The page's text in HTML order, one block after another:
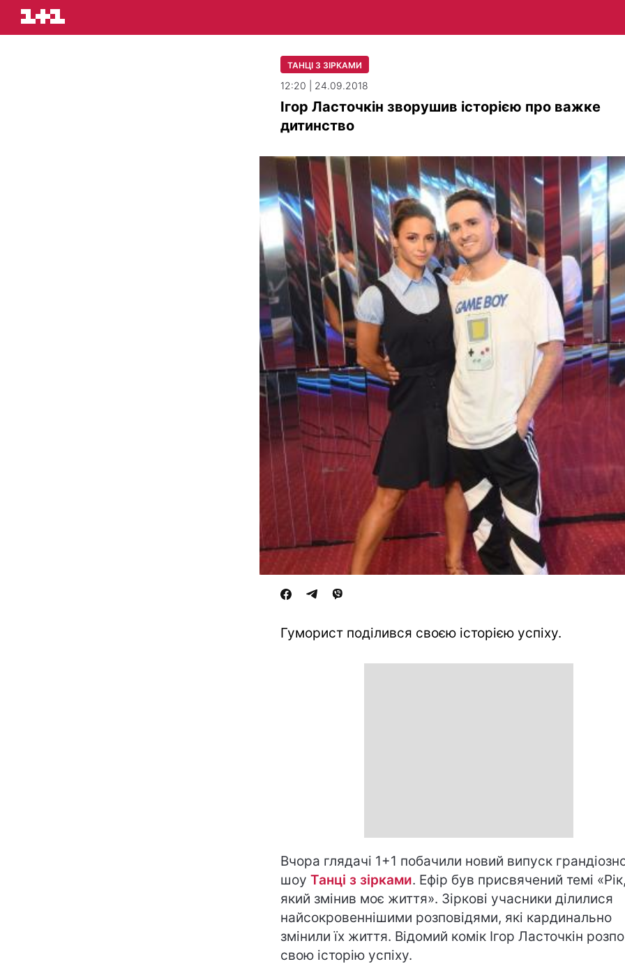
ТАНЦІ З ЗІРКАМИ
12:20 | 24.09.2018
Ігор Ласточкін зворушив історією про важке
дитинство
Гуморист поділився своєю історією успіху.
Вчора глядачі 1+1 побачили новий випуск
шоу Танці з зірками. Ефір був присвячений темі
який змінив моє життя». Зіркові учасники ділилися
найсокровеннішими розповідями, які кардинально
змінили їх життя. Відомий комік Ігор Ласточкін
свою історію успіху.